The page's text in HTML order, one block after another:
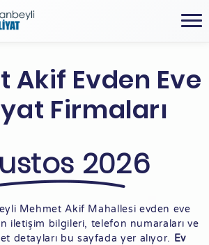
Akif Evden Eve
Firmaları
2026
Mehmet Akif Mahallesi evden eve
iletişim bilgileri, telefon numaraları ve
detayları bu sayfada yer alıyor. Ev